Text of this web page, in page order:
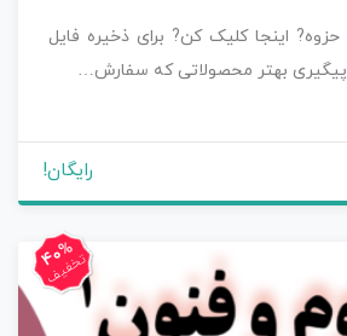
اینجا کلیک کن? برای ذخیره فایل
پیگیری بهتر محصولاتی که سفارش…
رایگان!
40%
تخفیف